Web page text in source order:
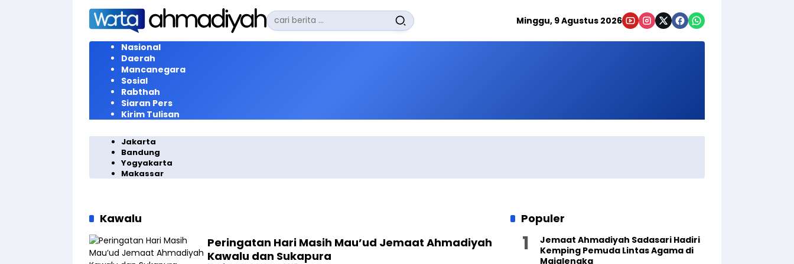
Langsung
konten
Pencarian
untuk:
Minggu, 9 Agustus 2026
Nasional
Daerah
Mancanegara
Sosial
Rabthah
Siaran Pers
Kirim Tulisan
Jakarta
Bandung
Yogyakarta
Makassar
Kawalu
Peringatan Hari Masih Mau’ud Jemaat Ahmadiyah
Kawalu dan Sukapura
Populer
Jemaat Ahmadiyah Sadasari Hadiri
Kemping Pemuda Lintas Agama di
Majalengka